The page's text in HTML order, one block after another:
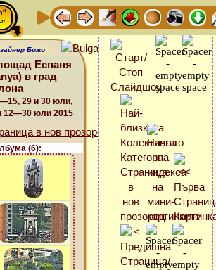
Божо
Еспаня
в град
29 и 30 юли,
12—30 юли 2015
(6):